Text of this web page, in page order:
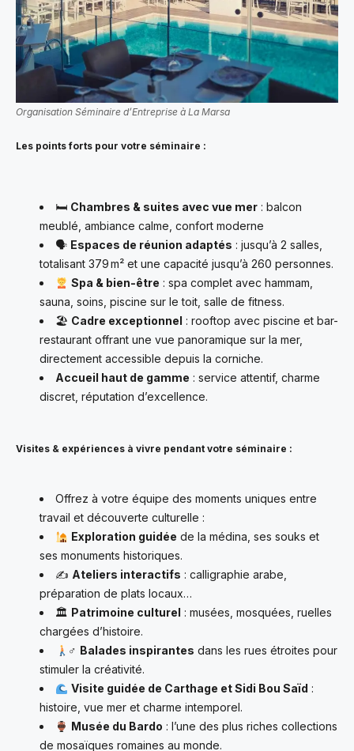
Organisation Séminaire d’Entreprise à La Marsa
Les points forts pour votre séminaire :
🛏 Chambres & suites avec vue mer : balcon
meublé, ambiance calme, confort moderne
🗣 Espaces de réunion adaptés : jusqu’à 2 salles,
totalisant 379 m² et une capacité jusqu’à 260 personnes.
Spa & bien-être : spa complet avec hammam,
sauna, soins, piscine sur le toit, salle de fitness.
🏖 Cadre exceptionnel : rooftop avec piscine et bar-
restaurant offrant une vue panoramique sur la mer,
directement accessible depuis la corniche.
Accueil haut de gamme : service attentif, charme
discret, réputation d’excellence.
Visites & expériences à vivre pendant votre séminaire :
Offrez à votre équipe des moments uniques entre
travail et découverte culturelle :
Exploration guidée de la médina, ses souks et
ses monuments historiques.
✍ Ateliers interactifs : calligraphie arabe,
préparation de plats locaux…
🏛 Patrimoine culturel : musées, mosquées, ruelles
chargées d’histoire.
‍♂ Balades inspirantes dans les rues étroites pour
stimuler la créativité.
Visite guidée de Carthage et Sidi Bou Saïd :
histoire, vue mer et charme intemporel.
Musée du Bardo : l’une des plus riches collections
de mosaïques romaines au monde.